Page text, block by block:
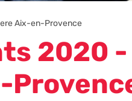
Aix-en-Provence
2020 -